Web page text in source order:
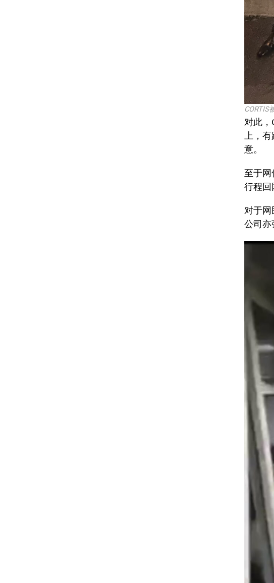
CORTIS
对此，
上，有
意。
至于网
行程回
对于网
公司亦